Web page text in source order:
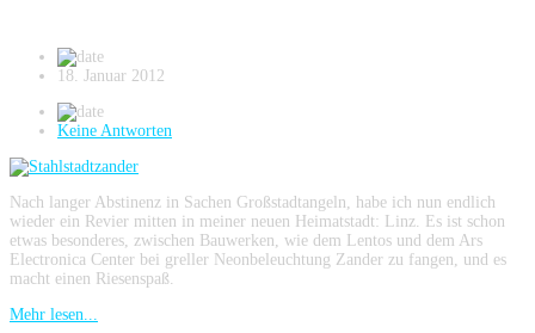
18. Januar 2012
Keine Antworten
Nach langer Abstinenz in Sachen Großstadtangeln, habe ich nun endlich
wieder ein Revier mitten in meiner neuen Heimatstadt: Linz. Es ist schon
etwas besonderes, zwischen Bauwerken, wie dem Lentos und dem Ars
Electronica Center bei greller Neonbeleuchtung Zander zu fangen, und es
macht einen Riesenspaß.
Mehr lesen...